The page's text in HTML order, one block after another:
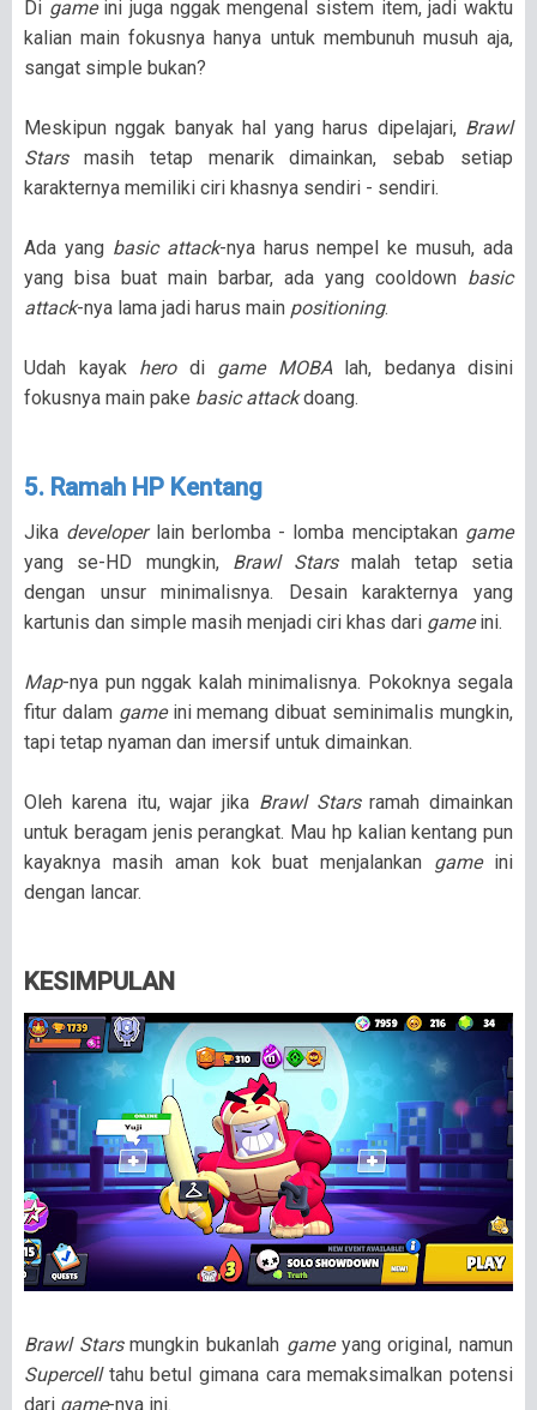
Di game ini juga nggak mengenal sistem item, jadi waktu
kalian main fokusnya hanya untuk membunuh musuh aja,
sangat simple bukan?
Meskipun nggak banyak hal yang harus dipelajari, Brawl
Starsmasih tetap menarik dimainkan, sebab setiap
karakternya memiliki ciri khasnya sendiri - sendiri.
Ada yang basic attack-nya harus nempel ke musuh, ada
yang bisa buat main barbar, ada yang cooldown basic
attack-nya lama jadi harus main positioning.
Udah kayak hero di game MOBA lah, bedanya disini
fokusnya main pake basic attackdoang.
5. Ramah HP Kentang
Jika developer lain berlomba - lomba menciptakan game
yang se-HD mungkin, Brawl Starsmalah tetap setia
dengan unsur minimalisnya. Desain karakternya yang
kartunis dan simple masih menjadi ciri khas dari gameini.
Map-nya pun nggak kalah minimalisnya. Pokoknya segala
fitur dalam game ini memang dibuat seminimalis mungkin,
tapi tetap nyaman dan imersif untuk dimainkan.
Oleh karena itu, wajar jika Brawl Starsramah dimainkan
untuk beragam jenis perangkat. Mau hp kalian kentang pun
kayaknya masih aman kok buat menjalankan game ini
dengan lancar.
KESIMPULAN
Brawl Starsmungkin bukanlah game yang original, namun
Supercell tahu betul gimana cara memaksimalkan potensi
dari game-nya ini.